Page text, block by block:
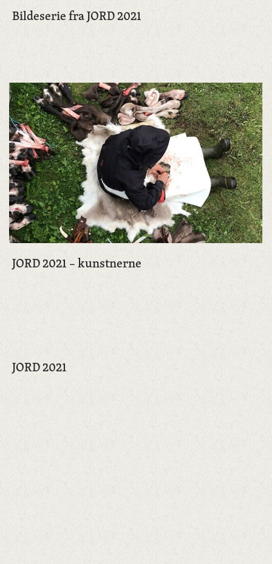
Bildeserie fra JORD 2021
JORD 2021 – kunstnerne
JORD 2021